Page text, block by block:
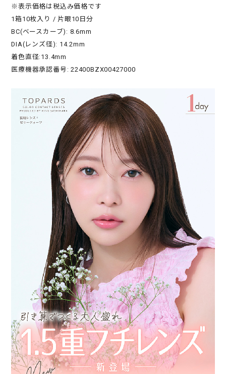
※表示価格は税込み価格です
1箱10枚入り / 片眼10日分
BC(ベースカーブ): 8.6mm
DIA(レンズ径): 14.2mm
着色直径:13.4mm
医療機器承認番号: 22400BZX00427000